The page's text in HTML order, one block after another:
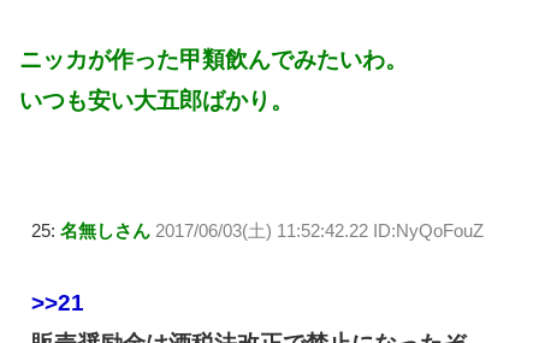
ニッカが作った甲類飲んでみたいわ。
いつも安い大五郎ばかり。
25: 名無しさん 2017/06/03(土) 11:52:42.22 ID:NyQoFouZ
>>21